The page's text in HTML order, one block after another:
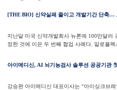
[THE BIO] 신약실패 줄이고 개발기간 단축…
지난달 미국 신약개발회사 뉴론에 100만달러
정한 것에 이은 두 번째 협업 사례다. 알로플
아이메디신, AI 뇌기능검사 솔루션 공공기관
강승완 아이메디신 대표이사는 “아이싱크브